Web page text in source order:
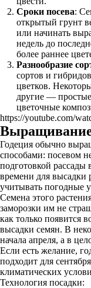
Сроки посева:
открытый грунт
или начинать
недель до
более раннее
Разнообразие
сортов и
цветков.
другие —
цветочные
https://youtube.com/
Годеция обычно
способами: посевом
подготовкой
времени для высадки
учитывать погодные
Семена этого
заморозки им не
как только появится
высадки семян. В
начала апреля, а в
Если есть желание,
подходит для
климатических
Технология посадки: